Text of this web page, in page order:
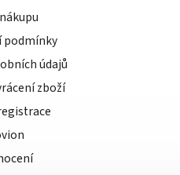
podmínky
údajů
zboží